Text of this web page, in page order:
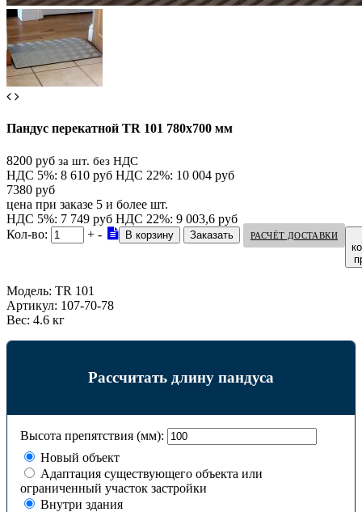
Пандус перекатной TR 101 780х700 мм
8200 руб за шт. без НДС
НДС 5%: 8 610 руб НДС 22%: 10 004 руб
7380 руб
цена при заказе 5 и более шт.
НДС 5%: 7 749 руб НДС 22%: 9 003,6 руб
Кол-во:
+ - РАСЧЁТ ДОСТАВКИ
Модель: TR 101
Артикул: 107-70-78
Вес: 4.6 кг
Рассчитать длину пандуса
Высота препятствия (мм):
Новый объект
Адаптация существующего объекта или
ограниченный участок застройки
Внутри здания